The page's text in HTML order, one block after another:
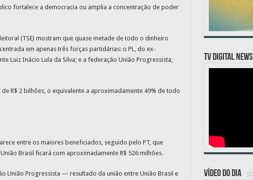
fortalece a democracia ou amplia a concentração de poder
(TSE) mostram que quase metade de todo o dinheiro
em apenas três forças partidárias: o PL, do ex-
Luiz Inácio Lula da Silva; e a federação União Progressista,
R$ 2 bilhões, o equivalente a aproximadamente 49% de todo
entre os maiores beneficiados, seguido pelo PT, que
Brasil ficará com aproximadamente R$ 526 milhões.
União Progressista — resultado da união entre União Brasil e
TV DIGITAL NEWS
VÍDEO DO DIA